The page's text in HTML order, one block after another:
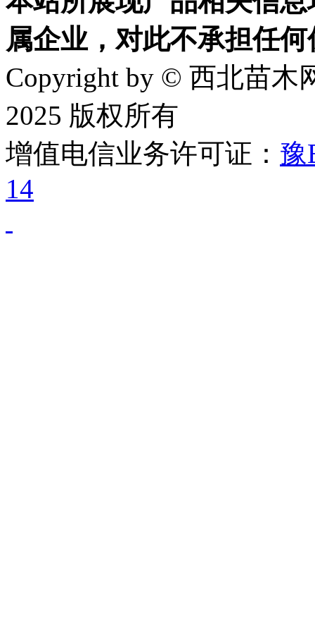
属企业，对此不承担任
Copyright by © 西北苗木
2025 版权所有
增值电信业务许可证： 豫
14